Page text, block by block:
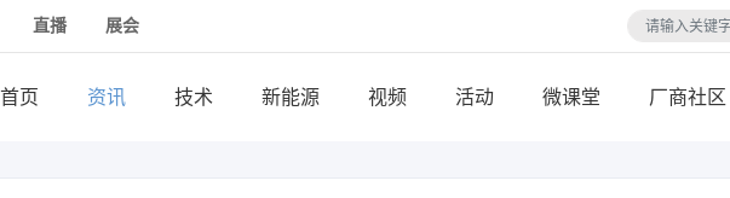
直播 展会
首页 资讯 技术 视频 活动 微课堂 厂商社区